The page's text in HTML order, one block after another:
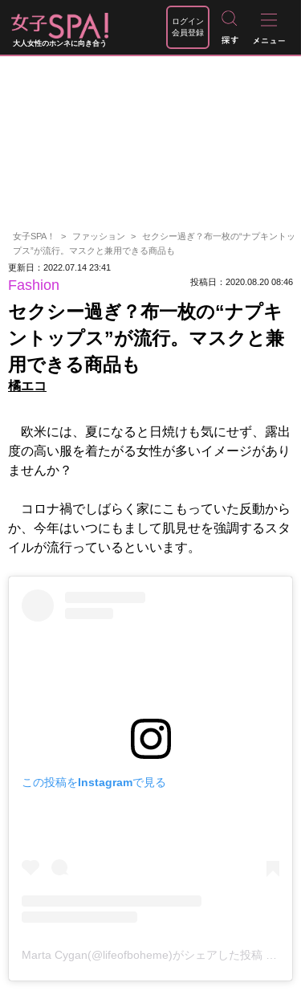
大人女性のホンネに向き合う
ログイン
会員登録
女子SPA！ ファッション
セクシー過ぎ？布一枚の“ナプキントッ
プス”が流行。マスクと兼用できる商品も
更新日：2022.07.14 23:41
Fashion 投稿日：2020.08.20 08:46
セクシー過ぎ？布一枚の“ナプキ
ントップス”が流行。マスクと兼
用できる商品も
橘エコ
欧米には、夏になると日焼けも気にせず、露出
度の高い服を着たがる女性が多いイメージがあり
ませんか？
コロナ禍でしばらく家にこもっていた反動から
か、今年はいつにもまして肌見せを強調するスタ
イルが流行っているといいます。
この投稿をInstagramで見る
Marta Cygan(@lifeofboheme)がシェアした投稿